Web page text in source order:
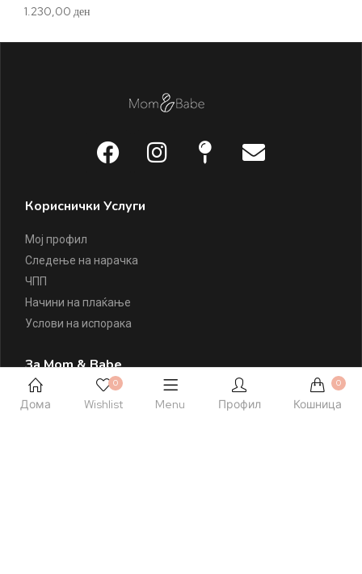
1.230,00 ден
Кориснички Услуги
Мој профил
Следење на нарачка
ЧПП
Начини на плаќање
Услови на испорака
За Mom & Babe
За Mom & Babe
Дома
0
Wishlist Menu Профил
0
Кошница